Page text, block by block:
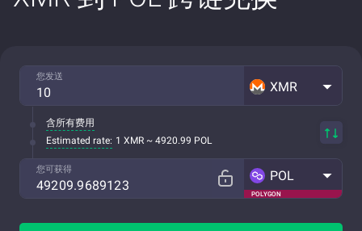
您发送
XMR
含所有费用
Estimated rate: 1 XMR ~ 4920.99 POL
您可获得
POLYGON
POL